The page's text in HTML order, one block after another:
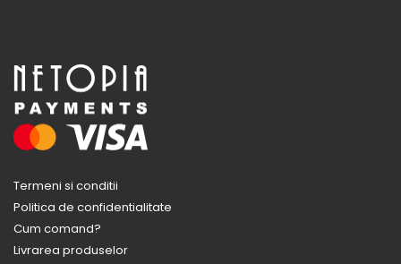
Termeni si conditii
Politica de confidentialitate
Cum comand?
Livrarea produselor